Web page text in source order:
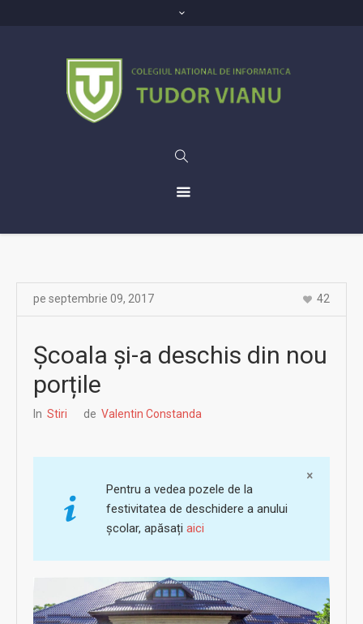
pe septembrie 09, 2017 42
Școala și-a deschis din nou
porțile
In Stiri de Valentin Constanda
Pentru a vedea pozele de la
festivitatea de deschidere a anului
școlar, apăsați aici